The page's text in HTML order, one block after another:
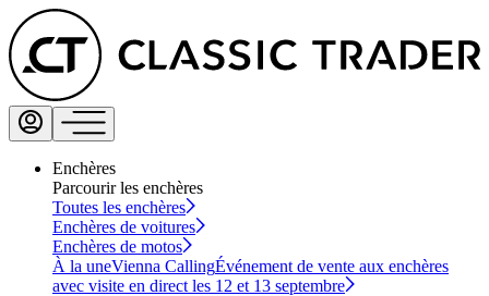
Enchères
Parcourir les enchères
Toutes les enchères
Enchères de voitures
Enchères de motos
À la uneVienna CallingÉvénement de vente aux enchères
avec visite en direct les 12 et 13 septembre